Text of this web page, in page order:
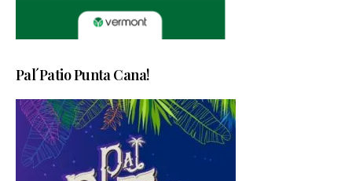
Pal´Patio Punta Cana!